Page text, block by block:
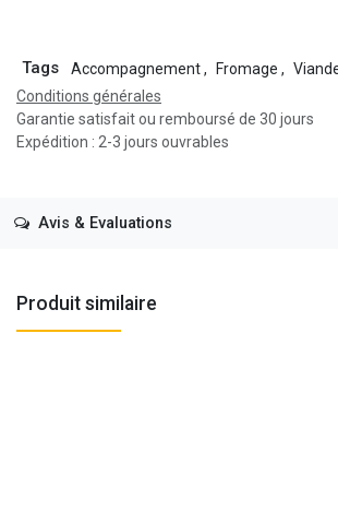
Tags Accompagnement, Fromage ,
Conditions générales
Garantie satisfait ou remboursé de 30 jours
Expédition : 2-3 jours ouvrables
Avis & Evaluations
Produit similaire